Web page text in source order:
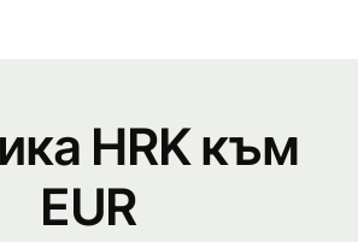
HRK към
EUR